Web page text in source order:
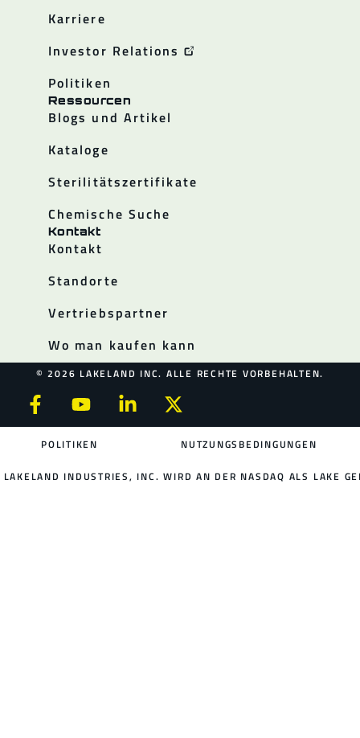
Karriere
Investor Relations
Politiken
Ressourcen
Blogs und Artikel
Kataloge
Sterilitätszertifikate
Chemische Suche
Kontakt
Kontakt
Standorte
Vertriebspartner
Wo man kaufen kann
© 2026 LAKELAND INC. ALLE RECHTE VORBEHALTEN.
POLITIKEN NUTZUNGSBEDINGUNGEN
LAKELAND INDUSTRIES, INC. WIRD AN DER NASDAQ ALS LAKE